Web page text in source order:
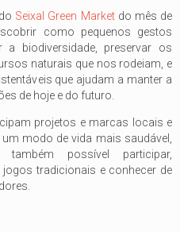
Seixal Green Marketdo mês de
como pequenos gestos
a biodiversidade, preservar os
naturais que nos rodeiam, e
que ajudam a manter a
de hoje e do futuro.
projetos e marcas locais e
modo de vida mais saudável,
possível participar,
tradicionais e conhecer de